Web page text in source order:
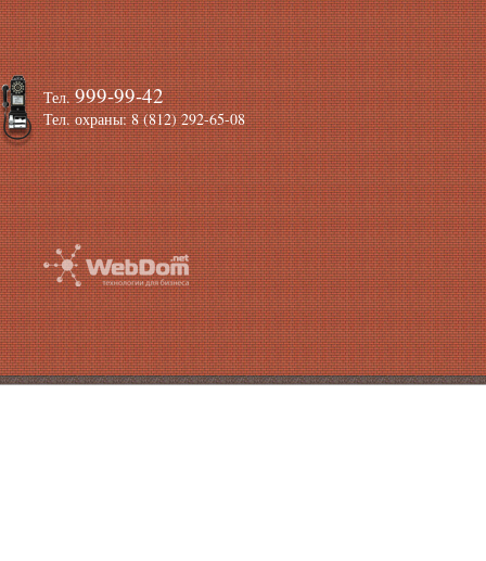
Тел.999-99-42
Тел. охраны: 8 (812) 292-65-08